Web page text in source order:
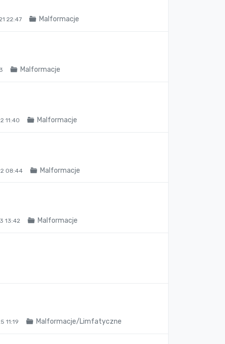
22:47 Malformacje
Malformacje
11:40 Malformacje
08:44 Malformacje
13:42 Malformacje
11:19 Malformacje/Limfatyczne